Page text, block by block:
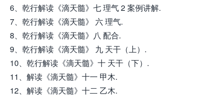
6、乾行解读《滴天髓》七 理气 2 案例讲解.
7、乾行解读《滴天髓》 六 理气.
8、乾行解读《滴天髓》八 配合.
9、乾行解读《滴天髓》 九 天干（上）.
10、乾行解读《滴天髓》十 天干（下）.
11、解读《滴天髓》十一 甲木.
12、解读《滴天髓》十二 乙木.